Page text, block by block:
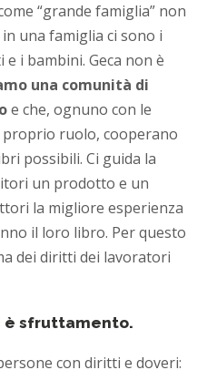
“grande famiglia” non
una famiglia ci sono i
i bambini. Geca non è
una comunità di
e che, ognuno con le
ruolo, cooperano
possibili. Ci guida la
un prodotto e un
la migliore esperienza
il loro libro. Per questo
dei diritti dei lavoratori
è sfruttamento.
con diritti e doveri: